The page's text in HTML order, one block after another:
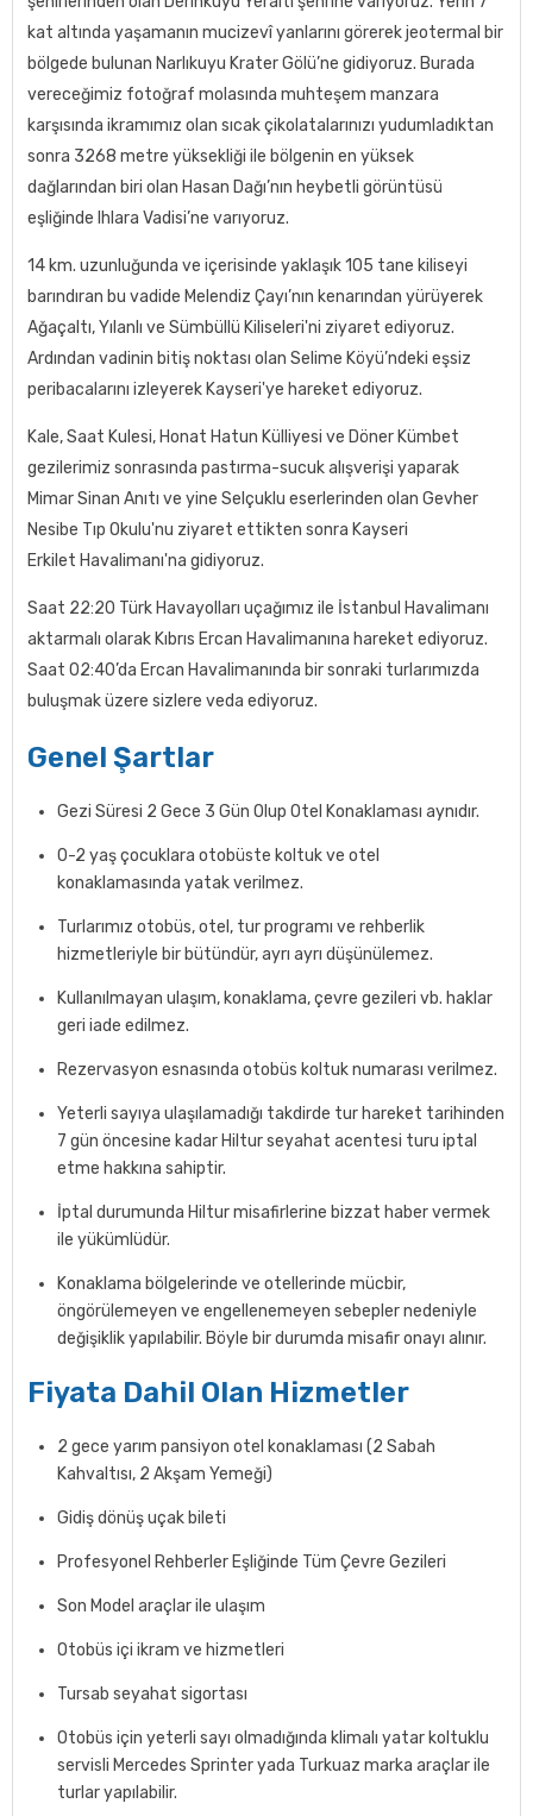
kat altında yaşamanın mucizevî yanlarını görerek jeotermal bir
bölgede bulunan Narlıkuyu Krater Gölü’ne gidiyoruz. Burada
vereceğimiz fotoğraf molasında muhteşem manzara
karşısında ikramımız olan sıcak çikolatalarınızı yudumladıktan
sonra 3268 metre yüksekliği ile bölgenin en yüksek
dağlarından biri olan Hasan Dağı’nın heybetli görüntüsü
eşliğinde Ihlara Vadisi’ne varıyoruz.
14 km. uzunluğunda ve içerisinde yaklaşık 105 tane kiliseyi
barındıran bu vadide Melendiz Çayı’nın kenarından yürüyerek
Ağaçaltı, Yılanlı ve Sümbüllü Kiliseleri'ni ziyaret ediyoruz.
Ardından vadinin bitiş noktası olan Selime Köyü’ndeki eşsiz
peribacalarını izleyerek Kayseri'ye hareket ediyoruz.
Kale, Saat Kulesi, Honat Hatun Külliyesi ve Döner Kümbet
gezilerimiz sonrasında pastırma-sucuk alışverişi yaparak
Mimar Sinan Anıtı ve yine Selçuklu eserlerinden olan Gevher
Nesibe Tıp Okulu'nu ziyaret ettikten sonra Kayseri
Erkilet Havalimanı'na gidiyoruz.
Saat 22:20 Türk Havayolları uçağımız ile İstanbul Havalimanı
aktarmalı olarak Kıbrıs Ercan Havalimanına hareket ediyoruz.
Saat 02:40’da Ercan Havalimanında bir sonraki turlarımızda
buluşmak üzere sizlere veda ediyoruz.
Genel Şartlar
Gezi Süresi 2 Gece 3 Gün Olup Otel Konaklaması aynıdır.
0-2 yaş çocuklara otobüste koltuk ve otel
konaklamasında yatak verilmez.
Turlarımız otobüs, otel, tur programı ve rehberlik
hizmetleriyle bir bütündür, ayrı ayrı düşünülemez.
Kullanılmayan ulaşım, konaklama, çevre gezileri vb. haklar
geri iade edilmez.
Rezervasyon esnasında otobüs koltuk numarası verilmez.
Yeterli sayıya ulaşılamadığı takdirde tur hareket tarihinden
7 gün öncesine kadar Hiltur seyahat acentesi turu iptal
etme hakkına sahiptir.
İptal durumunda Hiltur misafirlerine bizzat haber vermek
ile yükümlüdür.
Konaklama bölgelerinde ve otellerinde mücbir,
öngörülemeyen ve engellenemeyen sebepler nedeniyle
değişiklik yapılabilir. Böyle bir durumda misafir onayı alınır.
Fiyata Dahil Olan Hizmetler
2 gece yarım pansiyon otel konaklaması (2 Sabah
Kahvaltısı, 2 Akşam Yemeği)
Gidiş dönüş uçak bileti
Profesyonel Rehberler Eşliğinde Tüm Çevre Gezileri
Son Model araçlar ile ulaşım
Otobüs içi ikram ve hizmetleri
Tursab seyahat sigortası
Otobüs için yeterli sayı olmadığında klimalı yatar koltuklu
servisli Mercedes Sprinter yada Turkuaz marka araçlar ile
turlar yapılabilir.